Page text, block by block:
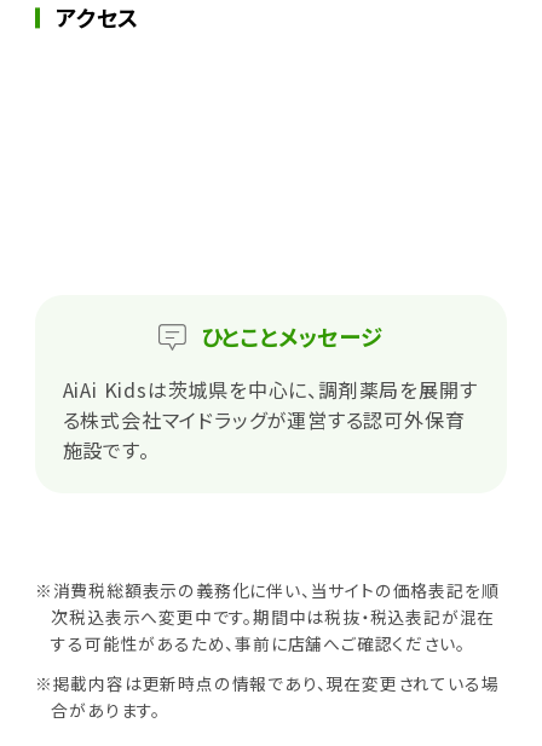
アクセス
ひとことメッセージ
AiAi Kidsは茨城県を中心に、調剤薬局を展開す
る株式会社マイドラッグが運営する認可外保育
施設です。
※消費税総額表示の義務化に伴い、当サイトの価格表記を順
次税込表示へ変更中です。期間中は税抜・税込表記が混在
する可能性があるため、事前に店舗へご確認ください。
※掲載内容は更新時点の情報であり、現在変更されている場
合があります。